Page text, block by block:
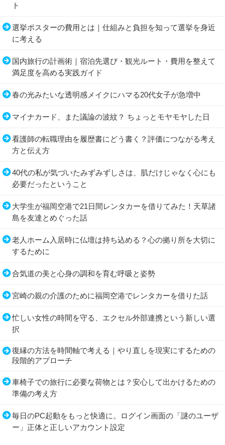
ト
選挙ポスターの費用とは｜仕組みと負担を知って選挙を身近
に考える
国内旅行の計画術｜宿泊先選び・観光ルート・費用を整えて
満足度を高める実践ガイド
春の光みたいな透明感メイクにハマる20代女子が急増中
マイナカード、また議論の波紋？ ちょっとモヤモヤした日
看護師の転職理由を履歴書にどう書く？評価につながる考え
方と伝え方
40代の私が気づいたみずみずしさは、肌だけじゃなく心にも
必要だったということ
大学生が福岡空港で21日間レンタカーを借りてみた！天草諸
島を友達とめぐった話
老人ホーム入居時に仏壇は持ち込める？心の拠り所を大切に
するために
合気道の美と心身の調和を育む呼吸と姿勢
宮崎の親の介護のために福岡空港でレンタカーを借りた話
忙しい女性の時間を守る、エクセル外部連携という新しい選
択
復縁の方法を時間軸で考える｜やり直しを現実にするための
段階的アプローチ
車椅子での旅行に必要な荷物とは？安心して出かけるための
準備の考え方
毎日のPC起動をもっと快適に。ログイン画面の「謎のユーザ
ー」正体と正しいアカウント設定